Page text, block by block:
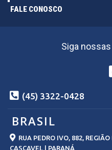
FALE CONOSCO
Siga
(45) 3322-0428
BRASIL
RUA PEDRO IVO, 882,
CASCAVEL | PARANÁ